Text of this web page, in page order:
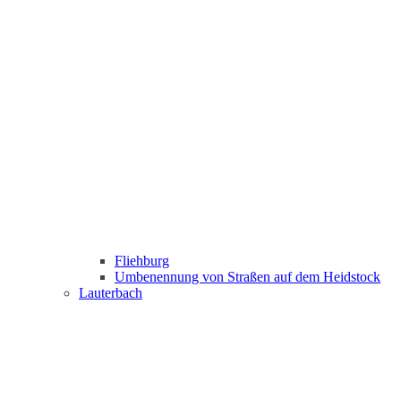
Fliehburg
Umbenennung von Straßen auf dem Heidstock
Lauterbach